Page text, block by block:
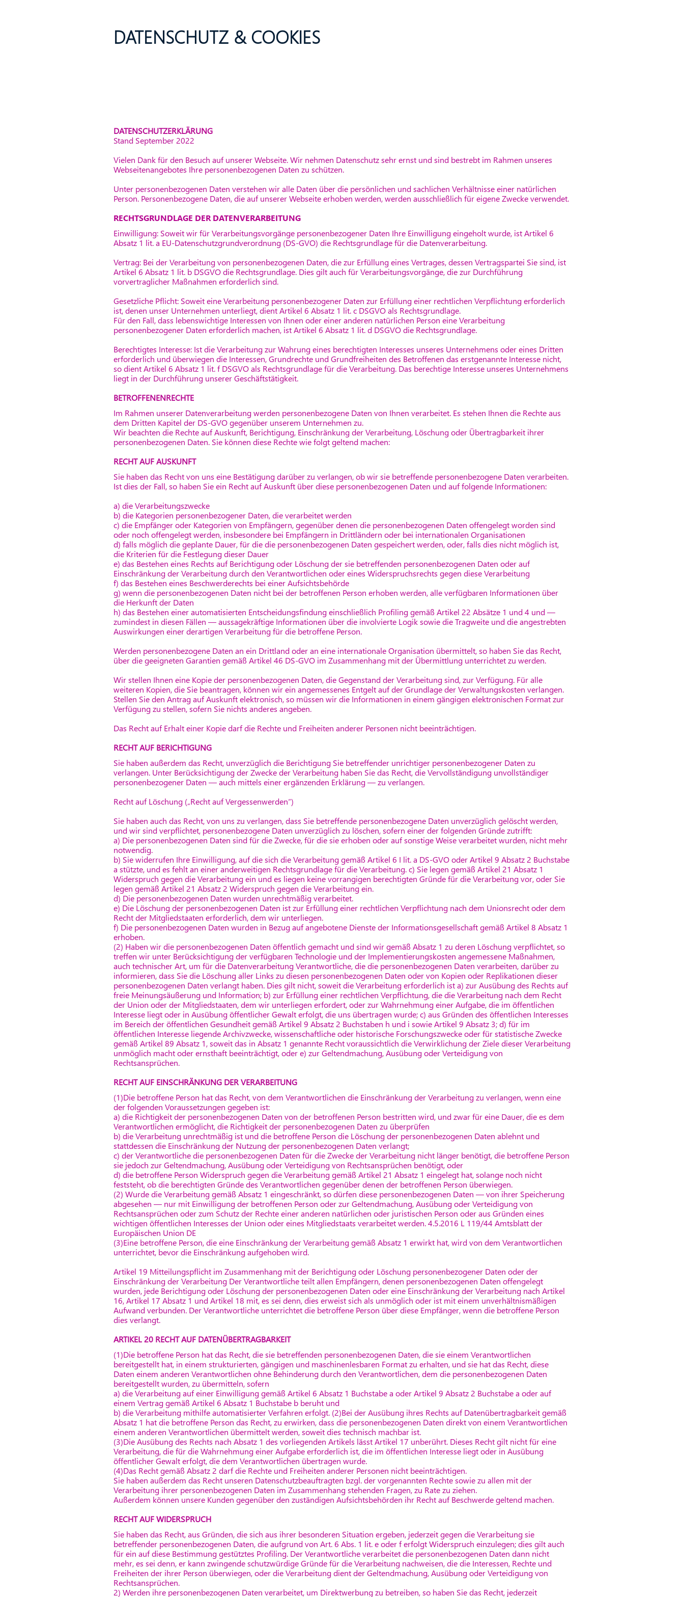
DATENSCHUTZ & COOKIES
DATENSCHUTZERKLÄRUNG
Stand September 2022
Vielen Dank für den Besuch auf unserer Webseite. Wir nehmen Datenschutz sehr ernst und sind bestrebt im Rahmen unseres
Webseitenangebotes Ihre personenbezogenen Daten zu schützen.
Unter personenbezogenen Daten verstehen wir alle Daten über die persönlichen und sachlichen Verhältnisse einer natürlichen
Person. Personenbezogene Daten, die auf unserer Webseite erhoben werden, werden ausschließlich für eigene Zwecke verwendet.
RECHTSGRUNDLAGE DER DATENVERARBEITUNG
Einwilligung: Soweit wir für Verarbeitungsvorgänge personenbezogener Daten Ihre Einwilligung eingeholt wurde, ist Artikel 6
Absatz 1 lit. a EU-Datenschutzgrundverordnung (DS-GVO) die Rechtsgrundlage für die Datenverarbeitung.
Vertrag: Bei der Verarbeitung von personenbezogenen Daten, die zur Erfüllung eines Vertrages, dessen Vertragspartei Sie sind, ist
Artikel 6 Absatz 1 lit. b DSGVO die Rechtsgrundlage. Dies gilt auch für Verarbeitungsvorgänge, die zur Durchführung
vorvertraglicher Maßnahmen erforderlich sind.
Gesetzliche Pflicht: Soweit eine Verarbeitung personenbezogener Daten zur Erfüllung einer rechtlichen Verpflichtung erforderlich
ist, denen unser Unternehmen unterliegt, dient Artikel 6 Absatz 1 lit. c DSGVO als Rechtsgrundlage.
Für den Fall, dass lebenswichtige Interessen von Ihnen oder einer anderen natürlichen Person eine Verarbeitung
personenbezogener Daten erforderlich machen, ist Artikel 6 Absatz 1 lit. d DSGVO die Rechtsgrundlage.
Berechtigtes Interesse: Ist die Verarbeitung zur Wahrung eines berechtigten Interesses unseres Unternehmens oder eines Dritten
erforderlich und überwiegen die Interessen, Grundrechte und Grundfreiheiten des Betroffenen das erstgenannte Interesse nicht,
so dient Artikel 6 Absatz 1 lit. f DSGVO als Rechtsgrundlage für die Verarbeitung. Das berechtige Interesse unseres Unternehmens
liegt in der Durchführung unserer Geschäftstätigkeit.
BETROFFENENRECHTE
Im Rahmen unserer Datenverarbeitung werden personenbezogene Daten von Ihnen verarbeitet. Es stehen Ihnen die Rechte aus
dem Dritten Kapitel der DS-GVO gegenüber unserem Unternehmen zu.
Wir beachten die Rechte auf Auskunft, Berichtigung, Einschränkung der Verarbeitung, Löschung oder Übertragbarkeit ihrer
personenbezogenen Daten. Sie können diese Rechte wie folgt geltend machen:
RECHT AUF AUSKUNFT
Sie haben das Recht von uns eine Bestätigung darüber zu verlangen, ob wir sie betreffende personenbezogene Daten verarbeiten.
Ist dies der Fall, so haben Sie ein Recht auf Auskunft über diese personenbezogenen Daten und auf folgende Informationen:
a) die Verarbeitungszwecke
b) die Kategorien personenbezogener Daten, die verarbeitet werden
c) die Empfänger oder Kategorien von Empfängern, gegenüber denen die personenbezogenen Daten offengelegt worden sind
oder noch offengelegt werden, insbesondere bei Empfängern in Drittländern oder bei internationalen Organisationen
d) falls möglich die geplante Dauer, für die die personenbezogenen Daten gespeichert werden, oder, falls dies nicht möglich ist,
die Kriterien für die Festlegung dieser Dauer
e) das Bestehen eines Rechts auf Berichtigung oder Löschung der sie betreffenden personenbezogenen Daten oder auf
Einschränkung der Verarbeitung durch den Verantwortlichen oder eines Widerspruchsrechts gegen diese Verarbeitung
f) das Bestehen eines Beschwerderechts bei einer Aufsichtsbehörde
g) wenn die personenbezogenen Daten nicht bei der betroffenen Person erhoben werden, alle verfügbaren Informationen über
die Herkunft der Daten
h) das Bestehen einer automatisierten Entscheidungsfindung einschließlich Profiling gemäß Artikel 22 Absätze 1 und 4 und —
zumindest in diesen Fällen — aussagekräftige Informationen über die involvierte Logik sowie die Tragweite und die angestrebten
Auswirkungen einer derartigen Verarbeitung für die betroffene Person.
Werden personenbezogene Daten an ein Drittland oder an eine internationale Organisation übermittelt, so haben Sie das Recht,
über die geeigneten Garantien gemäß Artikel 46 DS-GVO im Zusammenhang mit der Übermittlung unterrichtet zu werden.
Wir stellen Ihnen eine Kopie der personenbezogenen Daten, die Gegenstand der Verarbeitung sind, zur Verfügung. Für alle
weiteren Kopien, die Sie beantragen, können wir ein angemessenes Entgelt auf der Grundlage der Verwaltungskosten verlangen.
Stellen Sie den Antrag auf Auskunft elektronisch, so müssen wir die Informationen in einem gängigen elektronischen Format zur
Verfügung zu stellen, sofern Sie nichts anderes angeben.
Das Recht auf Erhalt einer Kopie darf die Rechte und Freiheiten anderer Personen nicht beeinträchtigen.
RECHT AUF BERICHTIGUNG
Sie haben außerdem das Recht, unverzüglich die Berichtigung Sie betreffender unrichtiger personenbezogener Daten zu
verlangen. Unter Berücksichtigung der Zwecke der Verarbeitung haben Sie das Recht, die Vervollständigung unvollständiger
personenbezogener Daten — auch mittels einer ergänzenden Erklärung — zu verlangen.
Recht auf Löschung („Recht auf Vergessenwerden“)
Sie haben auch das Recht, von uns zu verlangen, dass Sie betreffende personenbezogene Daten unverzüglich gelöscht werden,
und wir sind verpflichtet, personenbezogene Daten unverzüglich zu löschen, sofern einer der folgenden Gründe zutrifft:
a) Die personenbezogenen Daten sind für die Zwecke, für die sie erhoben oder auf sonstige Weise verarbeitet wurden, nicht mehr
notwendig.
b) Sie widerrufen Ihre Einwilligung, auf die sich die Verarbeitung gemäß Artikel 6 I lit. a DS-GVO oder Artikel 9 Absatz 2 Buchstabe
a stützte, und es fehlt an einer anderweitigen Rechtsgrundlage für die Verarbeitung. c) Sie legen gemäß Artikel 21 Absatz 1
Widerspruch gegen die Verarbeitung ein und es liegen keine vorrangigen berechtigten Gründe für die Verarbeitung vor, oder Sie
legen gemäß Artikel 21 Absatz 2 Widerspruch gegen die Verarbeitung ein.
d) Die personenbezogenen Daten wurden unrechtmäßig verarbeitet.
e) Die Löschung der personenbezogenen Daten ist zur Erfüllung einer rechtlichen Verpflichtung nach dem Unionsrecht oder dem
Recht der Mitgliedstaaten erforderlich, dem wir unterliegen.
f) Die personenbezogenen Daten wurden in Bezug auf angebotene Dienste der Informationsgesellschaft gemäß Artikel 8 Absatz 1
erhoben.
(2) Haben wir die personenbezogenen Daten öffentlich gemacht und sind wir gemäß Absatz 1 zu deren Löschung verpflichtet, so
treffen wir unter Berücksichtigung der verfügbaren Technologie und der Implementierungskosten angemessene Maßnahmen,
auch technischer Art, um für die Datenverarbeitung Verantwortliche, die die personenbezogenen Daten verarbeiten, darüber zu
informieren, dass Sie die Löschung aller Links zu diesen personenbezogenen Daten oder von Kopien oder Replikationen dieser
personenbezogenen Daten verlangt haben. Dies gilt nicht, soweit die Verarbeitung erforderlich ist a) zur Ausübung des Rechts auf
freie Meinungsäußerung und Information; b) zur Erfüllung einer rechtlichen Verpflichtung, die die Verarbeitung nach dem Recht
der Union oder der Mitgliedstaaten, dem wir unterliegen erfordert, oder zur Wahrnehmung einer Aufgabe, die im öffentlichen
Interesse liegt oder in Ausübung öffentlicher Gewalt erfolgt, die uns übertragen wurde; c) aus Gründen des öffentlichen Interesses
im Bereich der öffentlichen Gesundheit gemäß Artikel 9 Absatz 2 Buchstaben h und i sowie Artikel 9 Absatz 3; d) für im
öffentlichen Interesse liegende Archivzwecke, wissenschaftliche oder historische Forschungszwecke oder für statistische Zwecke
gemäß Artikel 89 Absatz 1, soweit das in Absatz 1 genannte Recht voraussichtlich die Verwirklichung der Ziele dieser Verarbeitung
unmöglich macht oder ernsthaft beeinträchtigt, oder e) zur Geltendmachung, Ausübung oder Verteidigung von
Rechtsansprüchen.
RECHT AUF EINSCHRÄNKUNG DER VERARBEITUNG
(1)Die betroffene Person hat das Recht, von dem Verantwortlichen die Einschränkung der Verarbeitung zu verlangen, wenn eine
der folgenden Voraussetzungen gegeben ist:
a) die Richtigkeit der personenbezogenen Daten von der betroffenen Person bestritten wird, und zwar für eine Dauer, die es dem
Verantwortlichen ermöglicht, die Richtigkeit der personenbezogenen Daten zu überprüfen
b) die Verarbeitung unrechtmäßig ist und die betroffene Person die Löschung der personenbezogenen Daten ablehnt und
stattdessen die Einschränkung der Nutzung der personenbezogenen Daten verlangt;
c) der Verantwortliche die personenbezogenen Daten für die Zwecke der Verarbeitung nicht länger benötigt, die betroffene Person
sie jedoch zur Geltendmachung, Ausübung oder Verteidigung von Rechtsansprüchen benötigt, oder
d) die betroffene Person Widerspruch gegen die Verarbeitung gemäß Artikel 21 Absatz 1 eingelegt hat, solange noch nicht
feststeht, ob die berechtigten Gründe des Verantwortlichen gegenüber denen der betroffenen Person überwiegen.
(2) Wurde die Verarbeitung gemäß Absatz 1 eingeschränkt, so dürfen diese personenbezogenen Daten — von ihrer Speicherung
abgesehen — nur mit Einwilligung der betroffenen Person oder zur Geltendmachung, Ausübung oder Verteidigung von
Rechtsansprüchen oder zum Schutz der Rechte einer anderen natürlichen oder juristischen Person oder aus Gründen eines
wichtigen öffentlichen Interesses der Union oder eines Mitgliedstaats verarbeitet werden. 4.5.2016 L 119/44 Amtsblatt der
Europäischen Union DE
(3)Eine betroffene Person, die eine Einschränkung der Verarbeitung gemäß Absatz 1 erwirkt hat, wird von dem Verantwortlichen
unterrichtet, bevor die Einschränkung aufgehoben wird.
Artikel 19 Mitteilungspflicht im Zusammenhang mit der Berichtigung oder Löschung personenbezogener Daten oder der
Einschränkung der Verarbeitung Der Verantwortliche teilt allen Empfängern, denen personenbezogenen Daten offengelegt
wurden, jede Berichtigung oder Löschung der personenbezogenen Daten oder eine Einschränkung der Verarbeitung nach Artikel
16, Artikel 17 Absatz 1 und Artikel 18 mit, es sei denn, dies erweist sich als unmöglich oder ist mit einem unverhältnismäßigen
Aufwand verbunden. Der Verantwortliche unterrichtet die betroffene Person über diese Empfänger, wenn die betroffene Person
dies verlangt.
ARTIKEL 20 RECHT AUF DATENÜBERTRAGBARKEIT
(1)Die betroffene Person hat das Recht, die sie betreffenden personenbezogenen Daten, die sie einem Verantwortlichen
bereitgestellt hat, in einem strukturierten, gängigen und maschinenlesbaren Format zu erhalten, und sie hat das Recht, diese
Daten einem anderen Verantwortlichen ohne Behinderung durch den Verantwortlichen, dem die personenbezogenen Daten
bereitgestellt wurden, zu übermitteln, sofern
a) die Verarbeitung auf einer Einwilligung gemäß Artikel 6 Absatz 1 Buchstabe a oder Artikel 9 Absatz 2 Buchstabe a oder auf
einem Vertrag gemäß Artikel 6 Absatz 1 Buchstabe b beruht und
b) die Verarbeitung mithilfe automatisierter Verfahren erfolgt. (2)Bei der Ausübung ihres Rechts auf Datenübertragbarkeit gemäß
Absatz 1 hat die betroffene Person das Recht, zu erwirken, dass die personenbezogenen Daten direkt von einem Verantwortlichen
einem anderen Verantwortlichen übermittelt werden, soweit dies technisch machbar ist.
(3)Die Ausübung des Rechts nach Absatz 1 des vorliegenden Artikels lässt Artikel 17 unberührt. Dieses Recht gilt nicht für eine
Verarbeitung, die für die Wahrnehmung einer Aufgabe erforderlich ist, die im öffentlichen Interesse liegt oder in Ausübung
öffentlicher Gewalt erfolgt, die dem Verantwortlichen übertragen wurde.
(4)Das Recht gemäß Absatz 2 darf die Rechte und Freiheiten anderer Personen nicht beeinträchtigen.
Sie haben außerdem das Recht unseren Datenschutzbeauftragten bzgl. der vorgenannten Rechte sowie zu allen mit der
Verarbeitung ihrer personenbezogenen Daten im Zusammenhang stehenden Fragen, zu Rate zu ziehen.
Außerdem können unsere Kunden gegenüber den zuständigen Aufsichtsbehörden ihr Recht auf Beschwerde geltend machen.
RECHT AUF WIDERSPRUCH
Sie haben das Recht, aus Gründen, die sich aus ihrer besonderen Situation ergeben, jederzeit gegen die Verarbeitung sie
betreffender personenbezogenen Daten, die aufgrund von Art. 6 Abs. 1 lit. e oder f erfolgt Widerspruch einzulegen; dies gilt auch
für ein auf diese Bestimmung gestütztes Profiling. Der Verantwortliche verarbeitet die personenbezogenen Daten dann nicht
mehr, es sei denn, er kann zwingende schutzwürdige Gründe für die Verarbeitung nachweisen, die die Interessen, Rechte und
Freiheiten der ihrer Person überwiegen, oder die Verarbeitung dient der Geltendmachung, Ausübung oder Verteidigung von
Rechtsansprüchen.
2) Werden ihre personenbezogenen Daten verarbeitet, um Direktwerbung zu betreiben, so haben Sie das Recht, jederzeit